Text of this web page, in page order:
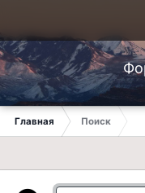
Главная Поиск